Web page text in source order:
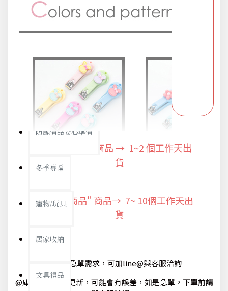
防疫旅遊
電腦手機周邊
防颱備品安心準備
冬季專區
寵物/玩具
居家收納
文具禮品
"快速出貨" 商品 → 1~2 個工作天出
貨
"預購商品" 商品→ 7~ 10個工作天出
貨
@如有急單需求，可加line@與客服洽詢
@庫存狀態隨時更新，可能會有誤差，如是急單，下單前請